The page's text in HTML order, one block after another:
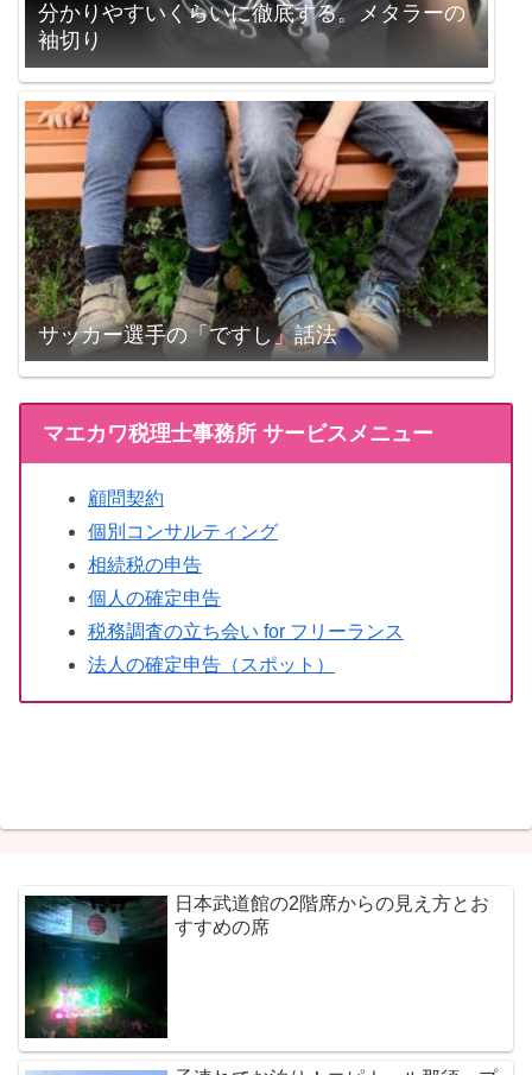
分かりやすいくらいに徹底する。メタラーの
袖切り
サッカー選手の「ですし」話法
マエカワ税理士事務所 サービスメニュー
顧問契約
個別コンサルティング
相続税の申告
個人の確定申告
税務調査の立ち会い for フリーランス
法人の確定申告（スポット）
日本武道館の2階席からの見え方とお
すすめの席